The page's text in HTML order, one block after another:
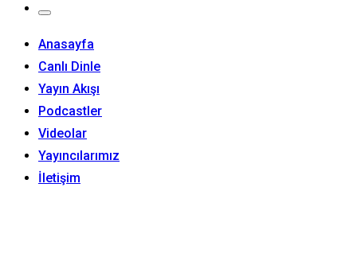
Anasayfa
Canlı Dinle
Yayın Akışı
Podcastler
Videolar
Yayıncılarımız
İletişim